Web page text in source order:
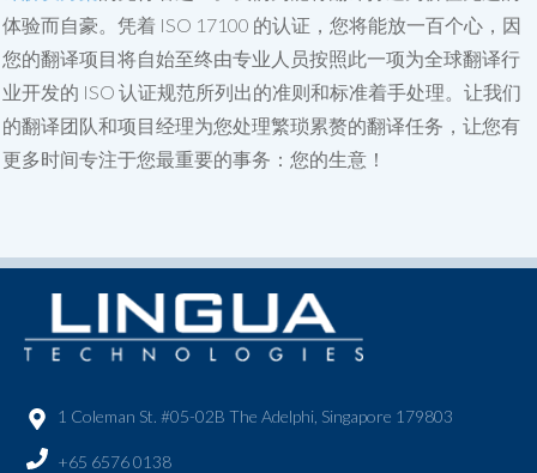
体验而自豪。凭着 ISO 17100 的认证，您将能放一百个心，因
您的翻译项目将自始至终由专业人员按照此一项为全球翻译行
业开发的 ISO 认证规范所列出的准则和标准着手处理。让我们
的翻译团队和项目经理为您处理繁琐累赘的翻译任务，让您有
更多时间专注于您最重要的事务：您的生意！
1 Coleman St. #05-02B The Adelphi, Singapore 179803
+65 6576 0138